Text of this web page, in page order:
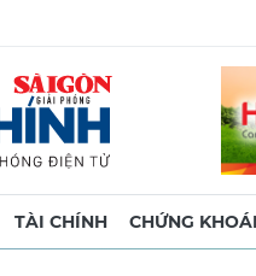
TÀI CHÍNH CHỨNG